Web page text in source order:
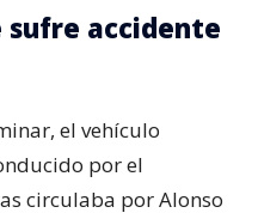
sufre accidente
el vehículo
por el
circulaba por Alonso